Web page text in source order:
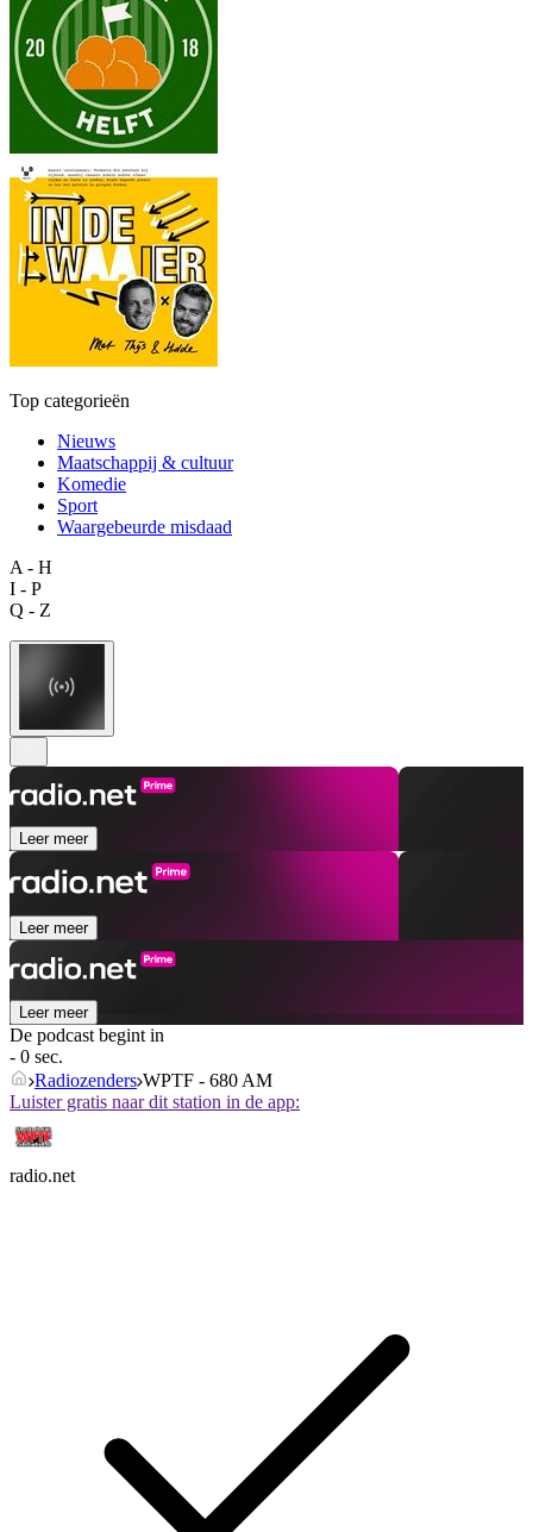
Top categorieën
Nieuws
Maatschappij & cultuur
Komedie
Sport
Waargebeurde misdaad
A - H
I - P
Q - Z
Leer meer
Leer meer
Leer meer
De podcast begint in
- 0 sec.
Radiozenders WPTF - 680 AM
Luister gratis naar dit station in de app:
radio.net